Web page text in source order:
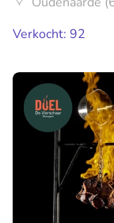
Verkocht: 92